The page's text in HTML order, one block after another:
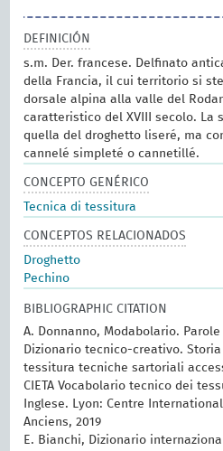
DEFINICIÓN
s.m. Der. francese. Delfinato
della Francia, il cui territorio si
dorsale alpina alla valle del
caratteristico del XVIII secolo. La
quella del droghetto liseré, ma
cannelé simpleté o cannetillé.
CONCEPTO GENÉRICO
Tecnica di tessitura
CONCEPTOS RELACIONADOS
Droghetto
Pechino
BIBLIOGRAPHIC CITATION
A. Donnanno, Modabolario.
Dizionario tecnico-creativo.
tessitura tecniche sartoriali
CIETA Vocabolario tecnico dei
Inglese. Lyon: Centre
Anciens, 2019
E. Bianchi, Dizionario